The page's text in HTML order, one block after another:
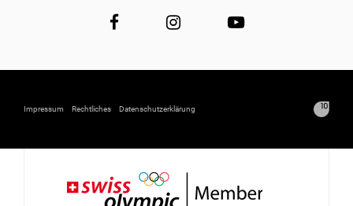
Impressum Rechtliches Datenschutzerklärung